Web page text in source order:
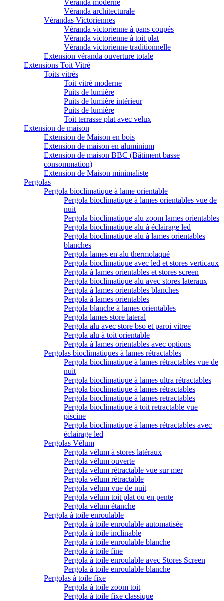
Véranda moderne
Véranda architecturale
Vérandas Victoriennes
Véranda victorienne à pans coupés
Véranda victorienne à toit plat
Véranda victorienne traditionnelle
Extension véranda ouverture totale
Extensions Toit Vitré
Toits vitrés
Toit vitré moderne
Puits de lumière
Puits de lumière intérieur
Puits de lumière
Toit terrasse plat avec velux
Extension de maison
Extension de Maison en bois
Extension de maison en aluminium
Extension de maison BBC (Bâtiment basse
consommation)
Extension de Maison minimaliste
Pergolas
Pergola bioclimatique à lame orientable
Pergola bioclimatique à lames orientables vue de
nuit
Pergola bioclimatique alu zoom lames orientables
Pergola bioclimatique alu à éclairage led
Pergola bioclimatique alu à lames orientables
blanches
Pergola lames en alu thermolaqué
Pergola bioclimatique avec led et stores verticaux
Pergola à lames orientables et stores screen
Pergola bioclimatique alu avec stores lateraux
Pergola à lames orientables blanches
Pergola à lames orientables
Pergola blanche à lames orientables
Pergola lames store lateral
Pergola alu avec store bso et paroi vitree
Pergola alu à toit orientable
Pergola à lames orientables avec options
Pergolas bioclimatiques à lames rétractables
Pergola bioclimatique à lames rétractables vue de
nuit
Pergola bioclimatique à lames ultra rétractables
Pergola bioclimatique à lames rétractables
Pergola bioclimatique à lames retractables
Pergola bioclimatique à toit retractable vue
piscine
Pergola bioclimatique à lames rétractables avec
éclairage led
Pergolas Vélum
Pergola vélum à stores latéraux
Pergola vélum ouverte
Pergola vélum rétractable vue sur mer
Pergola vélum rétractable
Pergola vélum vue de nuit
Pergola vélum toit plat ou en pente
Pergola vélum étanche
Pergola à toile enroulable
Pergola à toile enroulable automatisée
Pergola à toile inclinable
Pergola à toile enroulable blanche
Pergola à toile fine
Pergola à toile enroulable avec Stores Screen
Pergola à toile enroulable blanche
Pergolas à toile fixe
Pergola à toile zoom toit
Pergola à toile fixe classique